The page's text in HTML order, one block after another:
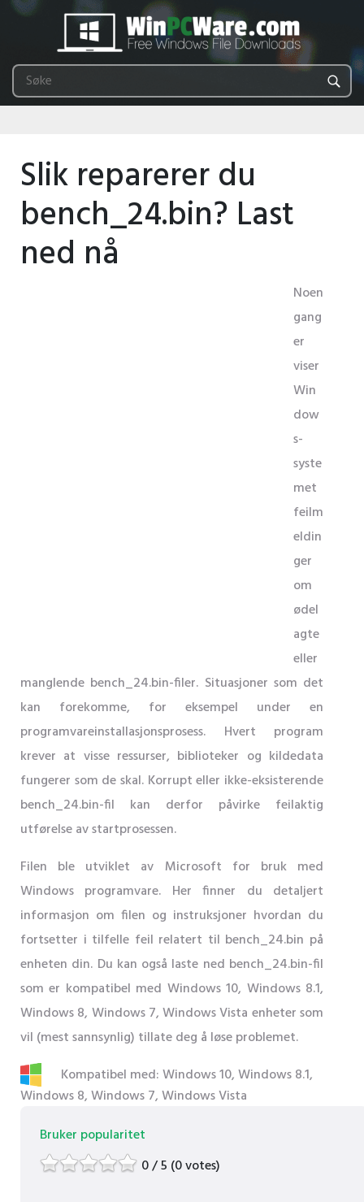
Slik reparerer du
bench_24.bin? Last
ned nå
Noen
gang
er
viser
Win
dow
s-
syste
met
feilm
eldin
ger
om
ødel
agte
eller
manglende bench_24.bin-filer. Situasjoner som det
kan forekomme, for eksempel under en
programvareinstallasjonsprosess. Hvert program
krever at visse ressurser, biblioteker og kildedata
fungerer som de skal. Korrupt eller ikke-eksisterende
bench_24.bin-fil kan derfor påvirke feilaktig
utførelse av startprosessen.
Filen ble utviklet av Microsoft for bruk med
Windows programvare. Her finner du detaljert
informasjon om filen og instruksjoner hvordan du
fortsetter i tilfelle feil relatert til bench_24.bin på
enheten din. Du kan også laste ned bench_24.bin-fil
som er kompatibel med Windows 10, Windows 8.1,
Windows 8, Windows 7, Windows Vista enheter som
vil (mest sannsynlig) tillate deg å løse problemet.
Kompatibel med: Windows 10, Windows 8.1,
Windows 8, Windows 7, Windows Vista
Bruker popularitet
0 / 5 (0 votes)